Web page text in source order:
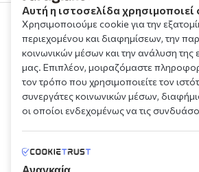
210 9709 100
Πληροφορίες
Αυτή η ιστοσελίδα χρησιμοποιεί
Χρησιμοποιούμε cookie για την
περιεχομένου και διαφημίσεων, την
κοινωνικών μέσων και την ανάλυση της
μας. Επιπλέον, μοιραζόμαστε
τον τρόπο που χρησιμοποιείτε τον
συνεργάτες κοινωνικών μέσων,
οι οποίοι ενδεχομένως να τις
υπηρεσιών τους.